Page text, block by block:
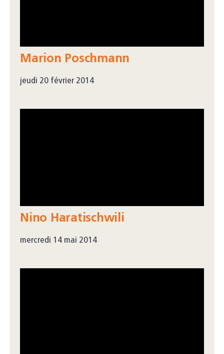
Marion Poschmann
jeudi 20 février 2014
Nino Haratischwili
mercredi 14 mai 2014